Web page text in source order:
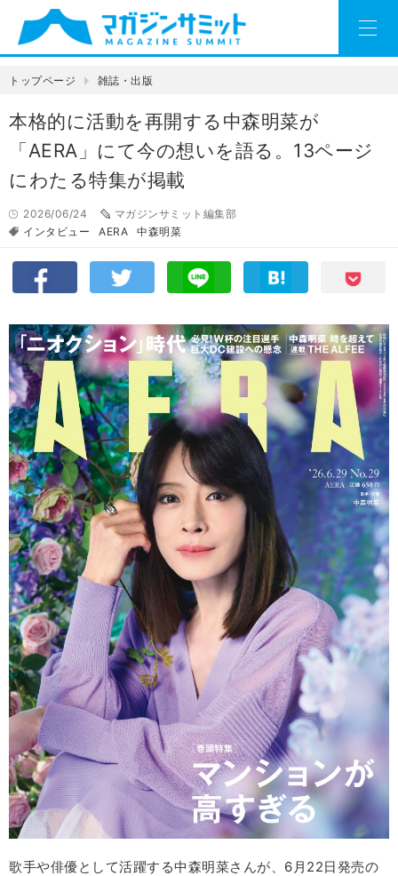
トップページ 雑誌・出版
本格的に活動を再開する中森明菜が
「AERA」にて今の想いを語る。13ページ
にわたる特集が掲載
2026/06/24
マガジンサミット編集部
インタビュー
AERA 中森明菜
歌手や俳優として活躍する中森明菜さんが、6月22日発売の